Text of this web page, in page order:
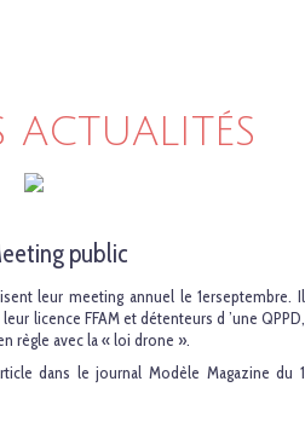
ACTUALITÉS
public
leur meeting annuel le 1erseptembre. Il
licence FFAM et détenteurs d ’une QPPD,
règle avec la « loi drone ».
dans le journal Modèle Magazine du 1